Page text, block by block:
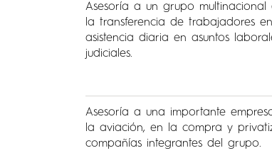
Asesoría a un grupo
la transferencia de trabajadores
asistencia diaria en asuntos
judiciales.
Asesoría a una importante
la aviación, en la compra y
compañías integrantes del grupo.